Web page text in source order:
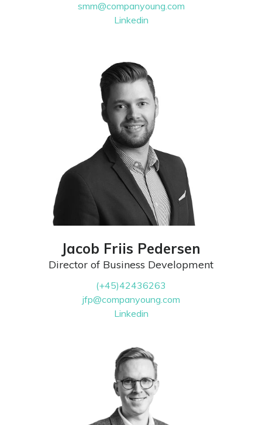
smm@companyoung.com
Linkedin
Jacob Friis Pedersen
Director of Business Development
(+45)42436263
jfp@companyoung.com
Linkedin